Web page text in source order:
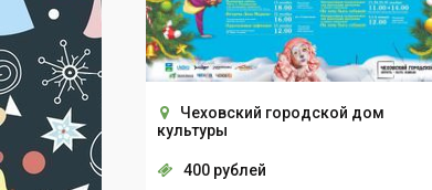
Чеховский городской дом
культуры
400 рублей